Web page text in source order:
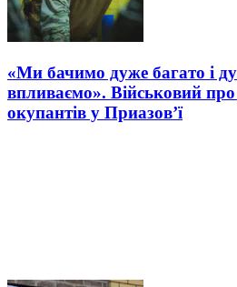
«Ми бачимо дуже багато і
впливаємо». Військовий
окупантів у Приазов’ї